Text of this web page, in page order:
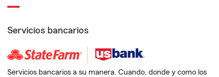
Servicios bancarios
Servicios bancarios a su manera. Cuando, donde y como los